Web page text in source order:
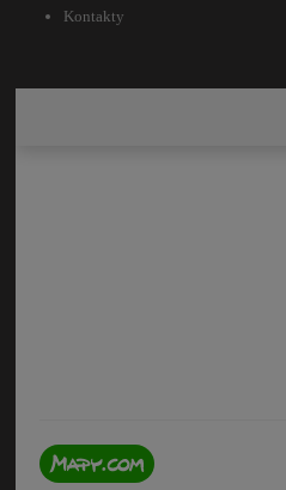
Kontakty